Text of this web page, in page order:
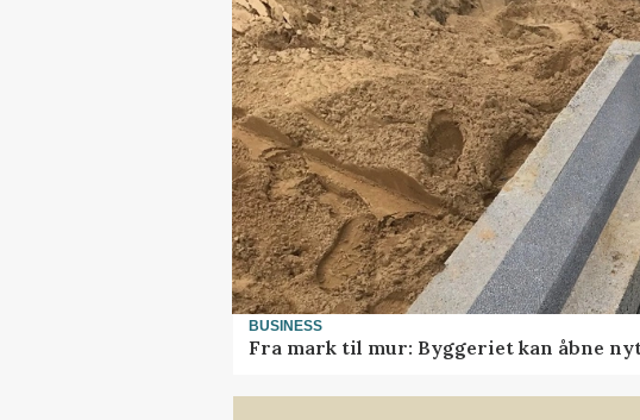
BUSINESS
Fra mark til mur: Byggeriet kan åbne